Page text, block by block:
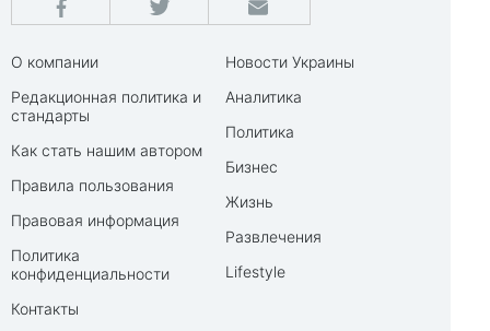
О компании
Редакционная политика и
стандарты
Как стать нашим автором
Правила пользования
Правовая информация
Политика
конфиденциальности
Контакты
Новости Украины
Аналитика
Политика
Бизнес
Жизнь
Развлечения
Lifestyle